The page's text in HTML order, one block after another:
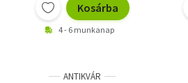
Kosárba
4 - 6 munkanap
ANTIKVÁR